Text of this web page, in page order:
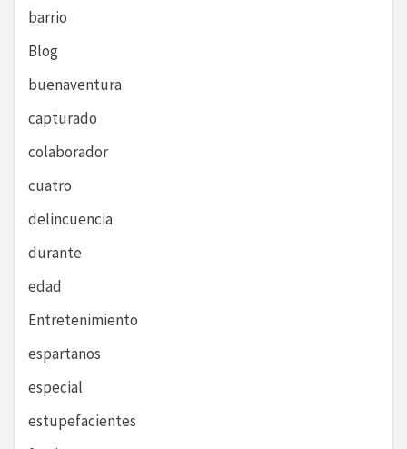
barrio
Blog
buenaventura
capturado
colaborador
cuatro
delincuencia
durante
edad
Entretenimiento
espartanos
especial
estupefacientes